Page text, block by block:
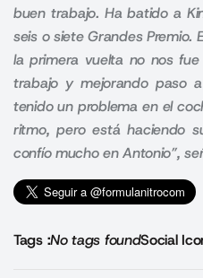
buen trabajo. Ha batido a
seis o siete Grandes Premio.
la primera vuelta no nos
trabajo y mejorando paso
tenido un problema en el
ritmo, pero está haciendo
confío mucho en Antonio”,
Tags :No tags foundSocial